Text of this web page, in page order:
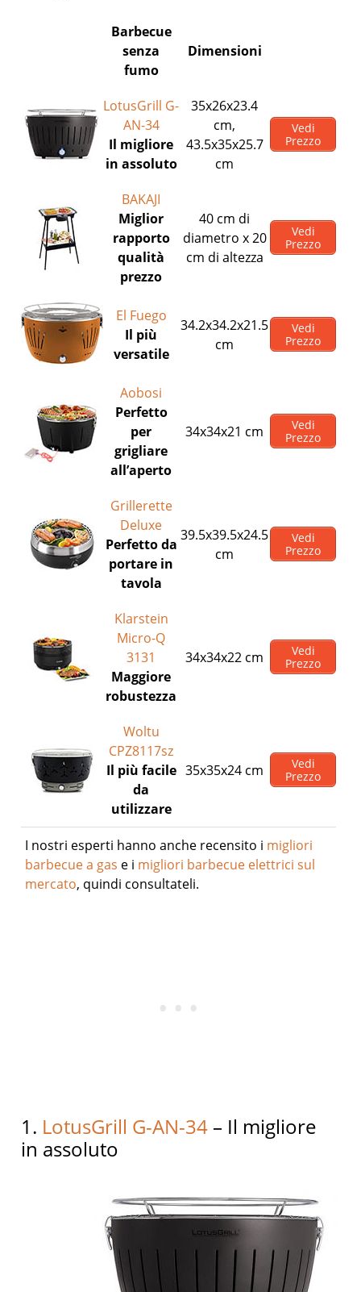
Barbecue
senza
fumo
Dimensioni
LotusGrill G-
AN-34
Il migliore
in assoluto
35x26x23.4
cm,
43.5x35x25.7
cm
Vedi
Prezzo
BAKAJI
Miglior
rapporto
qualità
prezzo
40 cm di
diametro x 20
cm di altezza
Vedi
Prezzo
El Fuego
Il più
versatile
34.2x34.2x21.5
cm
Vedi
Prezzo
Aobosi
Perfetto
per
grigliare
all’aperto
34x34x21 cm
Vedi
Prezzo
Grillerette
Deluxe
Perfetto da
portare in
tavola
39.5x39.5x24.5
cm
Vedi
Prezzo
Klarstein
Micro-Q
3131
Maggiore
robustezza
34x34x22 cm
Vedi
Prezzo
Woltu
CPZ8117sz
Il più facile
da
utilizzare
35x35x24 cm
Vedi
Prezzo
I nostri esperti hanno anche recensito i migliori
barbecue a gas e i migliori barbecue elettrici sul
mercato, quindi consultateli.
1. LotusGrill G-AN-34 – Il migliore
in assoluto